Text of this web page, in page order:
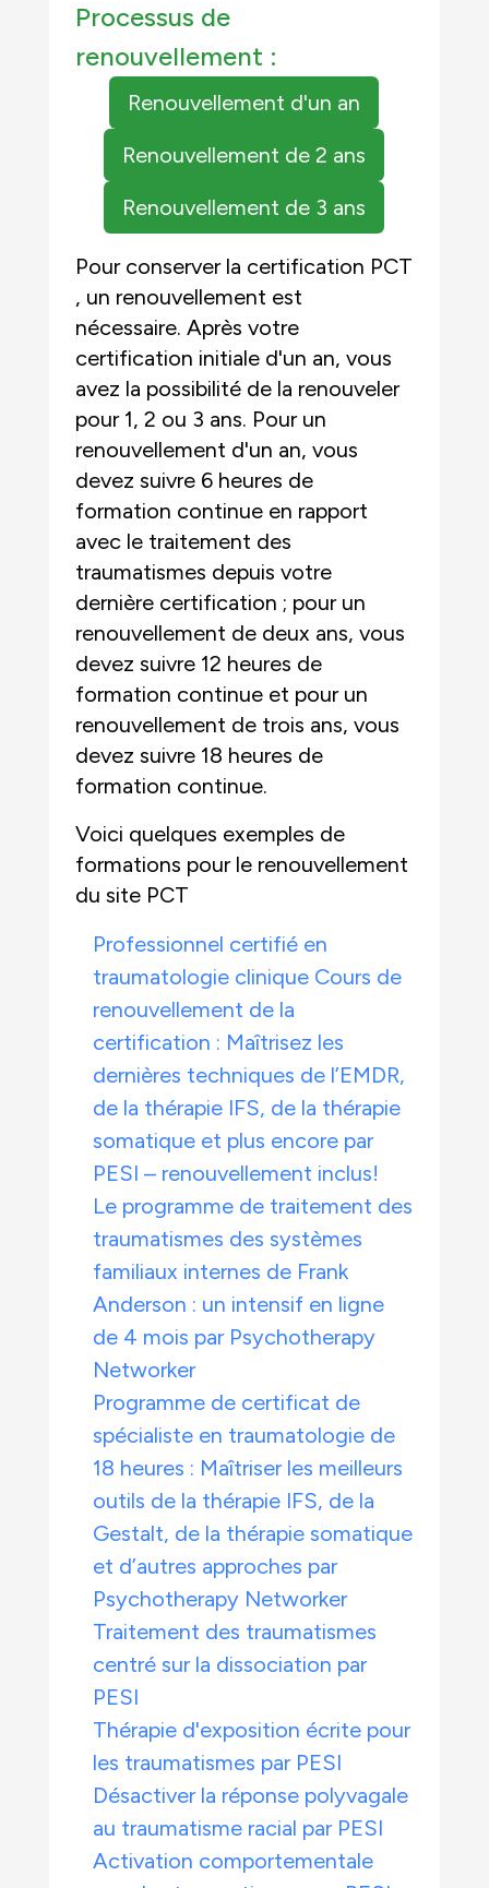
Processus de
renouvellement :
Renouvellement d'un an
Renouvellement de 2 ans
Renouvellement de 3 ans
Pour conserver la certification PCT
, un renouvellement est
nécessaire. Après votre
certification initiale d'un an, vous
avez la possibilité de la renouveler
pour 1, 2 ou 3 ans. Pour un
renouvellement d'un an, vous
devez suivre 6 heures de
formation continue en rapport
avec le traitement des
traumatismes depuis votre
dernière certification ; pour un
renouvellement de deux ans, vous
devez suivre 12 heures de
formation continue et pour un
renouvellement de trois ans, vous
devez suivre 18 heures de
formation continue.
Voici quelques exemples de
formations pour le renouvellement
du site PCT
Professionnel certifié en
traumatologie clinique Cours de
renouvellement de la
certification : Maîtrisez les
dernières techniques de l’EMDR,
de la thérapie IFS, de la thérapie
somatique et plus encore par
PESI – renouvellement inclus!
Le programme de traitement des
traumatismes des systèmes
familiaux internes de Frank
Anderson : un intensif en ligne
de 4 mois par Psychotherapy
Networker
Programme de certificat de
spécialiste en traumatologie de
18 heures : Maîtriser les meilleurs
outils de la thérapie IFS, de la
Gestalt, de la thérapie somatique
et d’autres approches par
Psychotherapy Networker
Traitement des traumatismes
centré sur la dissociation par
PESI
Thérapie d'exposition écrite pour
les traumatismes par PESI
Désactiver la réponse polyvagale
au traumatisme racial par PESI
Activation comportementale